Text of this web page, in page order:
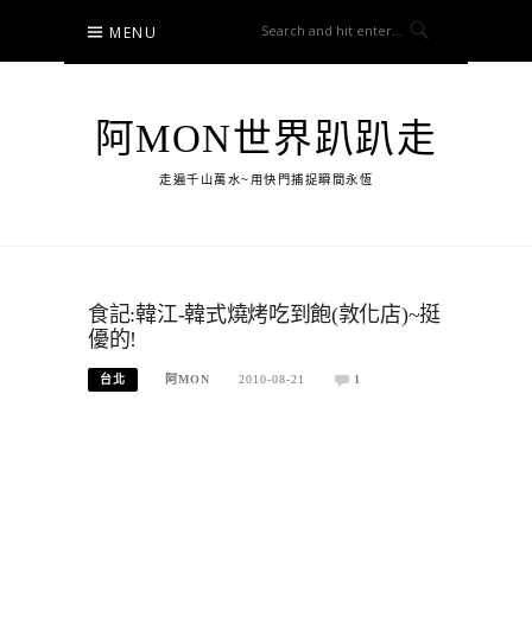
content
MENU
阿MON世界趴趴走
走遍千山萬水~用快門捕捉瞬間永恆
食記:韓江-韓式燒烤吃到飽(敦化店)~挺
優的!
台北 阿MON 2010-08-21 1